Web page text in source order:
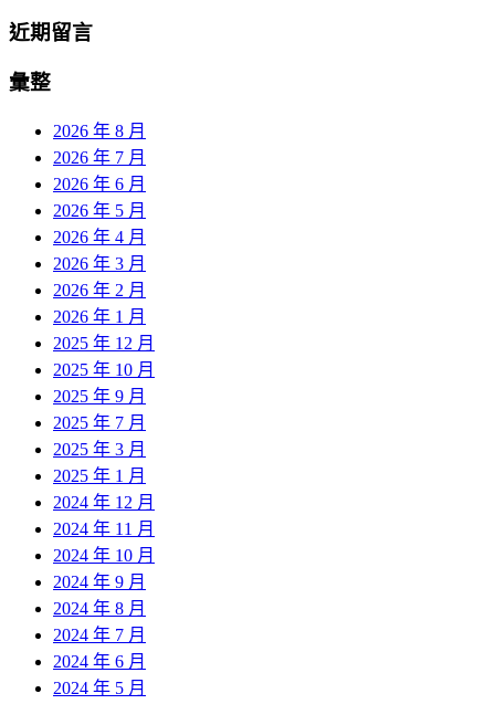
近期留言
彙整
2026 年 8 月
2026 年 7 月
2026 年 6 月
2026 年 5 月
2026 年 4 月
2026 年 3 月
2026 年 2 月
2026 年 1 月
2025 年 12 月
2025 年 10 月
2025 年 9 月
2025 年 7 月
2025 年 3 月
2025 年 1 月
2024 年 12 月
2024 年 11 月
2024 年 10 月
2024 年 9 月
2024 年 8 月
2024 年 7 月
2024 年 6 月
2024 年 5 月